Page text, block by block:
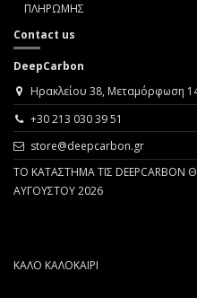
ΠΛΗΡΩΜΗΣ
Contact us
DeepCarbon
Ηρακλείου 38, Μεταμόρφωση
+30 213 030 39 51
store@deepcarbon.gr
ΤΟ ΚΑΤΑΣΤΗΜΑ ΤΙΣ DEEPCARBON
ΑΥΓΟΥΣΤΟΥ 2026
ΚΑΛΟ ΚΑΛΟΚΑΙΡΙ